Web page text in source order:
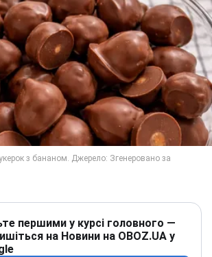
першими у курсі головного —
на Новини на OBOZ.UA у